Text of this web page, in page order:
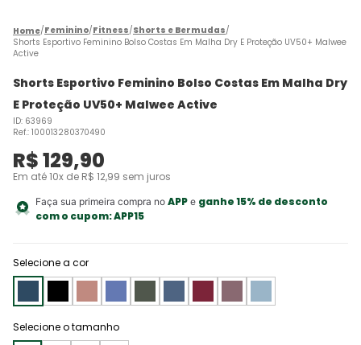
Feminino Fitness Shorts e Bermudas
Shorts Esportivo Feminino Bolso Costas Em Malha Dry E Proteção UV50+ Malwee
Active
Shorts Esportivo Feminino Bolso Costas Em Malha Dry
E Proteção UV50+ Malwee Active
ID: 63969
Ref.: 100013280370490
R$129,90
Em até10x de R$ 12,99 sem juros
Faça sua primeira compra no APPe ganhe 15% de desconto
com o cupom:APP15
Selecione a cor